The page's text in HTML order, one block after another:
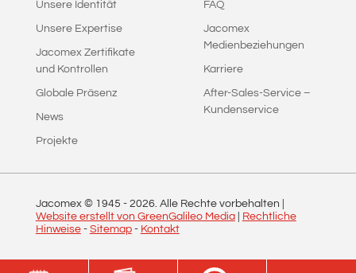
Unsere Identität
Unsere Expertise
Jacomex Zertifikate
und Kontrollen
Globale Präsenz
News
Projekte
FAQ
Jacomex
Medienbeziehungen
Karriere
After-Sales-Service –
Kundenservice
Jacomex © 1945 - 2026. Alle Rechte vorbehalten |
Website erstellt von GreenGalileo Media| Rechtliche
Hinweise- Sitemap- Kontakt